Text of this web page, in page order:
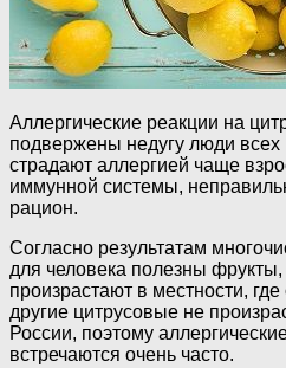
Аллергические реакции на
подвержены недугу люди всех
страдают аллергией чаще
иммунной системы,
рацион.
Согласно результатам
для человека полезны
произрастают в местности,
другие цитрусовые не
России, поэтому
встречаются очень часто.